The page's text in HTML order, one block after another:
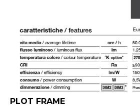
PLOT FRAME